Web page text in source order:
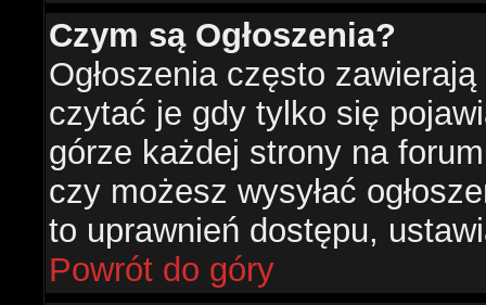
Czym są Ogłoszenia?
Ogłoszenia często
czytać je gdy tylko się
górze każdej strony na
czy możesz wysyłać
to uprawnień dostępu,
Powrót do góry